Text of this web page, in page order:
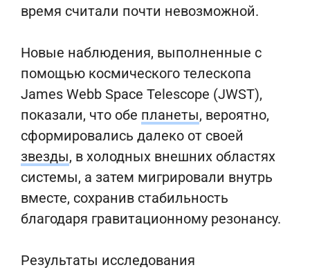
время считали почти невозможной.
Новые наблюдения, выполненные с
помощью космического телескопа
James Webb Space Telescope (JWST),
показали, что обе планеты, вероятно,
сформировались далеко от своей
звезды, в холодных внешних областях
системы, а затем мигрировали внутрь
вместе, сохранив стабильность
благодаря гравитационному резонансу.
Результаты исследования